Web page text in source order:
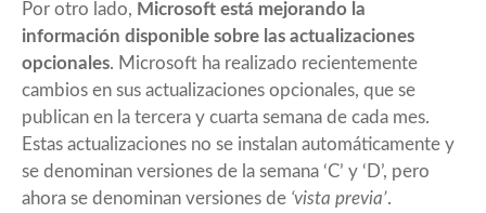
Por otro lado, Microsoft está mejorando la
información disponible sobre las actualizaciones
opcionales. Microsoft ha realizado recientemente
cambios en sus actualizaciones opcionales, que se
publican en la tercera y cuarta semana de cada mes.
Estas actualizaciones no se instalan automáticamente y
se denominan versiones de la semana ‘C’ y ‘D’, pero
ahora se denominan versiones de ‘vista previa’.